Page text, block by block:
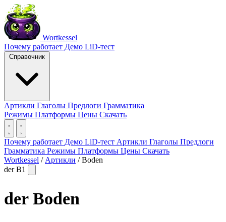
Wortkessel
Почему работает Демо LiD-тест
Справочник
Артикли Глаголы Предлоги Грамматика
Режимы Платформы Цены Скачать
Почему работает Демо LiD-тест Артикли Глаголы Предлоги
Грамматика Режимы Платформы Цены Скачать
Wortkessel / Артикли / Boden
derB1
derBoden